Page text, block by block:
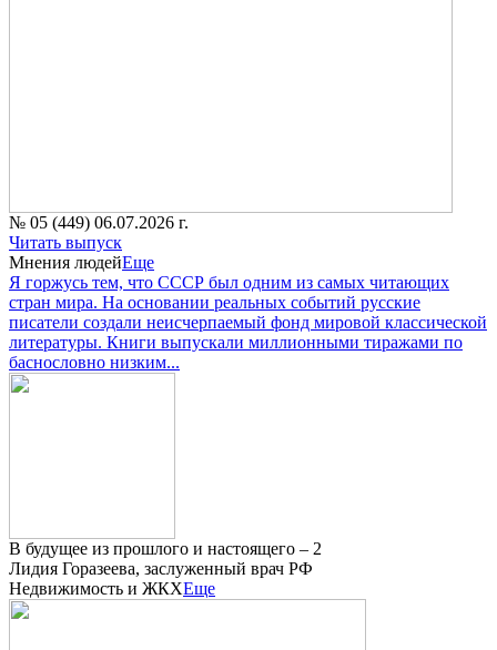
№ 05 (449) 06.07.2026 г.
Читать выпуск
Мнения людейЕще
Я горжусь тем, что СССР был одним из самых читающих
стран мира. На основании реальных событий русские
писатели создали неисчерпаемый фонд мировой классической
литературы. Книги выпускали миллионными тиражами по
баснословно низким...
В будущее из прошлого и настоящего – 2
Лидия Горазеева, заслуженный врач РФ
Недвижимость и ЖКХЕще